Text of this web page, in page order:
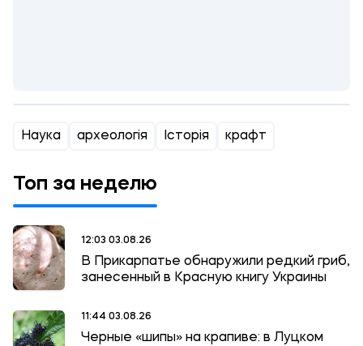
Наука археологія Історія крафт
Топ за неделю
12:03 03.08.26
В Прикарпатье обнаружили редкий гриб,
занесенный в Красную книгу Украины
11:44 03.08.26
Черные «шипы» на крапиве: в Луцком